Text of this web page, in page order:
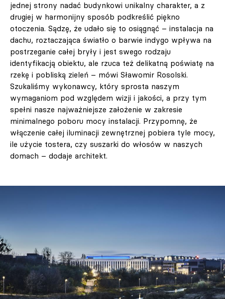
jednej strony nadać budynkowi unikalny charakter, a z
drugiej w harmonijny sposób podkreślić piękno
otoczenia. Sądzę, że udało się to osiągnąć – instalacja na
dachu, roztaczająca światło o barwie indygo wpływa na
postrzeganie całej bryły i jest swego rodzaju
identyfikacją obiektu, ale rzuca też delikatną poświatę na
rzekę i pobliską zieleń – mówi Sławomir Rosolski.
Szukaliśmy wykonawcy, który sprosta naszym
wymaganiom pod względem wizji i jakości, a przy tym
spełni nasze najważniejsze założenie w zakresie
minimalnego poboru mocy instalacji. Przypomnę, że
włączenie całej iluminacji zewnętrznej pobiera tyle mocy,
ile użycie tostera, czy suszarki do włosów w naszych
domach – dodaje architekt.